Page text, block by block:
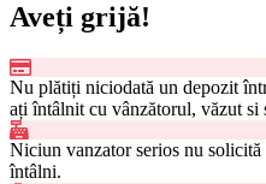
Aveți grijă!
Nu plătiți niciodată un depozit
ați întâlnit cu vânzătorul, văzut si
Niciun vanzator serios nu
întâlni.